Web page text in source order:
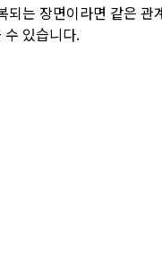
는 장면이라면 같은
수 있습니다.